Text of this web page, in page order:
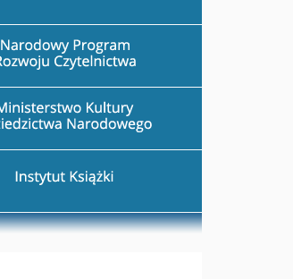
Program Rozwoju Czytelnictwa
Ministerstwo Kultury i Dziedzictwa
Książki